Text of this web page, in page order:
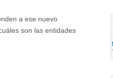
a ese nuevo
son las entidades